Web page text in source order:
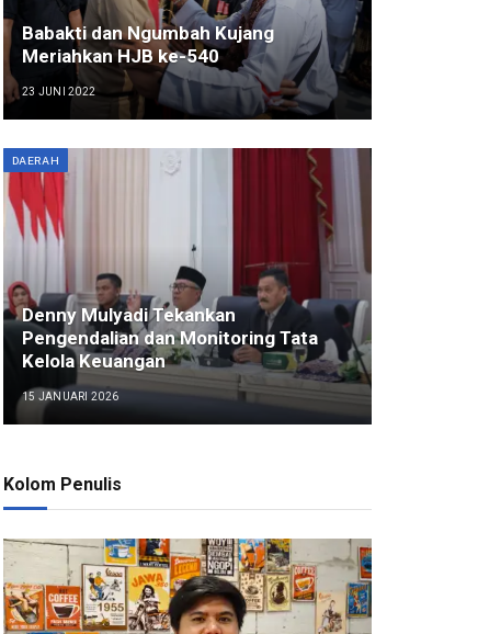
Babakti dan Ngumbah Kujang
Meriahkan HJB ke-540
23 JUNI 2022
DAERAH
Denny Mulyadi Tekankan
Pengendalian dan Monitoring Tata
Kelola Keuangan
15 JANUARI 2026
Kolom Penulis